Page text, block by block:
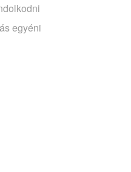
egyéni